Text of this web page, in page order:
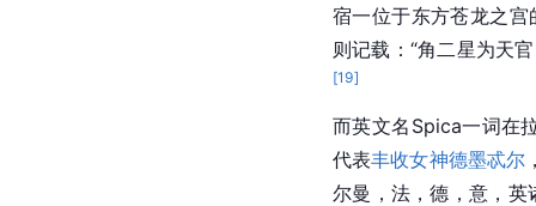
宿一位于东方苍龙之宫
则记载：“角二星为天
[19]
而英文名Spica一词在
代表丰收女神德墨忒尔
尔曼，法，德，意，英